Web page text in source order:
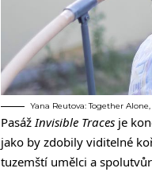
Yana Reutova: Together
Pasáž Invisible Traces je
jako by zdobily viditelné
tuzemští umělci a